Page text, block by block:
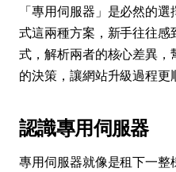
「專用伺服器」是必然的
式這兩種方案，新手往往
式，解析兩者的核心差異
的決策，讓網站升級過程更
認識專用伺服器
專用伺服器就像是租下一